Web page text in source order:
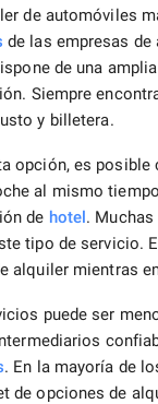
de automóviles
de las empresas de
de una
Siempre
y billetera.
opción, es posible
al mismo
de hotel.
tipo de servicio.
alquiler mientras
puede ser
. En la mayoría de
de opciones de